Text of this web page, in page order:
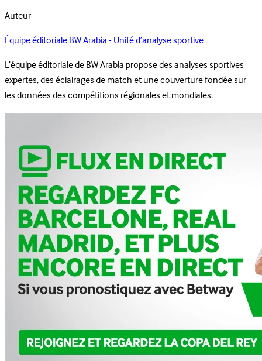
Auteur
Équipe éditoriale BW Arabia - Unité d’analyse sportive
L’équipe éditoriale de BW Arabia propose des analyses sportives
expertes, des éclairages de match et une couverture fondée sur
les données des compétitions régionales et mondiales.